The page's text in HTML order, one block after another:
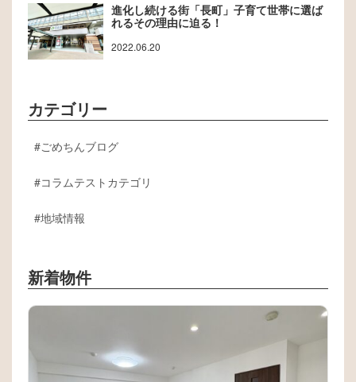
進化し続ける街「長町」子育て世帯に選ば
れるその理由に迫る！
2022.06.20
カテゴリー
ごめちんブログ
コラムテストカテゴリ
地域情報
新着物件